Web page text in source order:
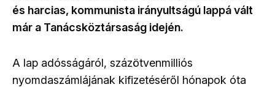
és harcias, kommunista irányultságú lappá vált
már a Tanácsköztársaság idején.
A lap adósságáról, százötvenmilliós
nyomdaszámlájának kifizetéséről hónapok óta